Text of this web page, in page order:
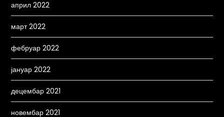
април 2022
март 2022
фебруар 2022
јануар 2022
децембар 2021
новембар 2021